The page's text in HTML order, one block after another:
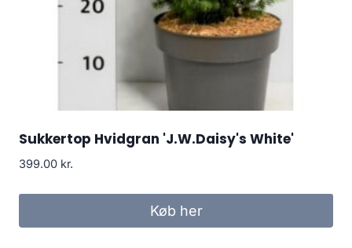
Sukkertop Hvidgran 'J.W.Daisy's White'
399.00 kr.
Køb her